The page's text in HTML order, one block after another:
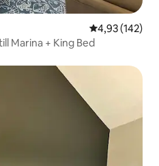
4,93 av 5 i
4,93 (142)
Marina + King Bed